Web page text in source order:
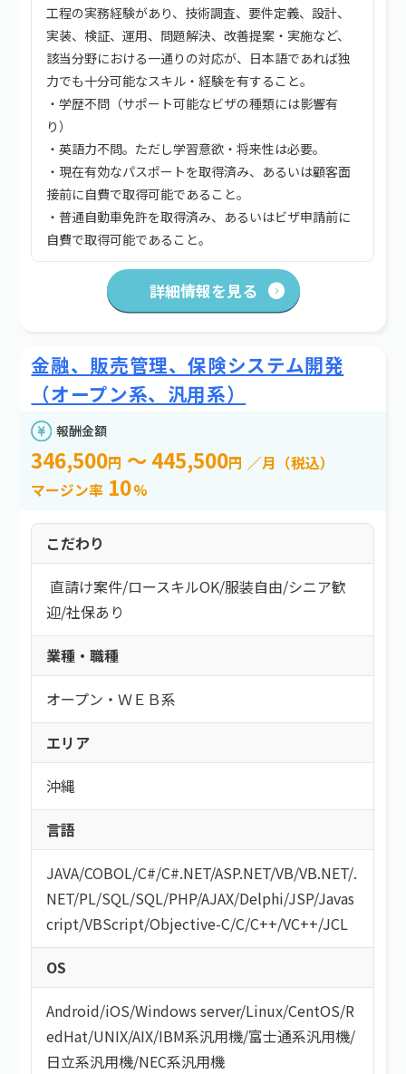
工程の実務経験があり、技術調査、要件定義、設計、
実装、検証、運用、問題解決、改善提案・実施など、
該当分野における一通りの対応が、日本語であれば独
力でも十分可能なスキル・経験を有すること。
・学歴不問（サポート可能なビザの種類には影響有
り）
・英語力不問。ただし学習意欲・将来性は必要。
・現在有効なパスポートを取得済み、あるいは顧客面
接前に自費で取得可能であること。
・普通自動車免許を取得済み、あるいはビザ申請前に
自費で取得可能であること。
詳細情報を見る
金融、販売管理、保険システム開発
（オープン系、汎用系）
報酬金額
346,500円 ～ 445,500円 ／月（税込）
マージン率 10%
こだわり
直請け案件/ロースキルOK/服装自由/シニア歓
迎/社保あり
業種・職種
オープン・ＷＥＢ系
エリア
沖縄
言語
JAVA/COBOL/C#/C#.NET/ASP.NET/VB/VB.NET/.
NET/PL/SQL/SQL/PHP/AJAX/Delphi/JSP/Javas
cript/VBScript/Objective-C/C/C++/VC++/JCL
OS
Android/iOS/Windows server/Linux/CentOS/R
edHat/UNIX/AIX/IBM系汎用機/富士通系汎用機/
日立系汎用機/NEC系汎用機